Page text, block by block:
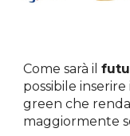
Come sarà il
possibile
green che
maggiormente